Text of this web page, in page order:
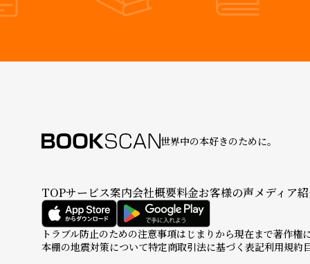
世界中の本好きのために。
TOPサービス案内会社概要料金お客様の声メディア
トラブル防止のための注意事項はじまりから現在まで著作権
本棚の地震対策について特定商取引法に基づく表記利用規約